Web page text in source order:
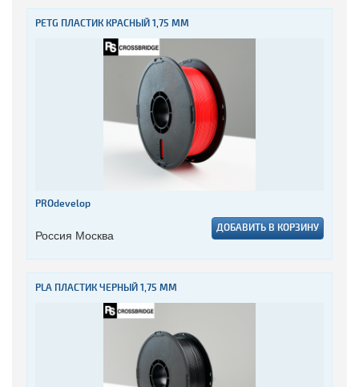
PETG ПЛАСТИК КРАСНЫЙ 1,75 ММ
PROdevelop
Россия Москва ДОБАВИТЬ В КОРЗИНУ
PLA ПЛАСТИК ЧЕРНЫЙ 1,75 ММ